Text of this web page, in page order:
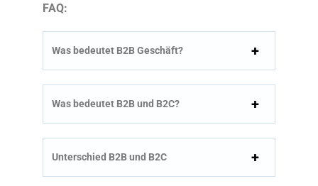
FAQ:
Was bedeutet B2B Geschäft?
Was bedeutet B2B und B2C?
Unterschied B2B und B2C